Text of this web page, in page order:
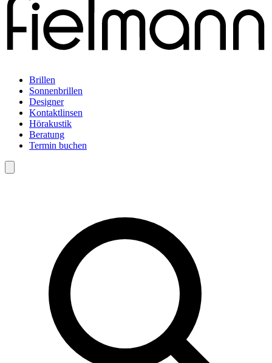
Brillen
Sonnenbrillen
Designer
Kontaktlinsen
Hörakustik
Beratung
Termin buchen